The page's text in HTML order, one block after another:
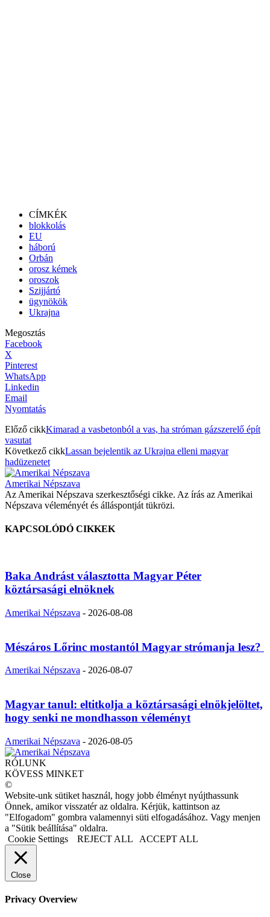
CÍMKÉK
blokkolás
EU
háború
Orbán
orosz kémek
oroszok
Szijjártó
ügynökök
Ukrajna
Megosztás
Facebook
X
Pinterest
WhatsApp
Linkedin
Email
Nyomtatás
Előző cikkKimarad a vasbetonból a vas, ha stróman gázszerelő épít
vasutat
Következő cikkLassan bejelentik az Ukrajna elleni magyar
hadüzenetet
Amerikai Népszava
Az Amerikai Népszava szerkesztőségi cikke. Az írás az Amerikai
Népszava véleményét és álláspontját tükrözi.
KAPCSOLÓDÓ CIKKEK
Baka Andrást választotta Magyar Péter
köztársasági elnöknek
Amerikai Népszava - 2026-08-08
Mészáros Lőrinc mostantól Magyar strómanja lesz?
Amerikai Népszava - 2026-08-07
Magyar tanul: eltitkolja a köztársasági elnökjelöltet,
hogy senki ne mondhasson véleményt
Amerikai Népszava - 2026-08-05
RÓLUNK
KÖVESS MINKET
©
Website-unk sütiket használ, hogy jobb élményt nyújthassunk
Önnek, amikor visszatér az oldalra. Kérjük, kattintson az
"Elfogadom" gombra valamennyi süti elfogadásához. Vagy menjen
a "Sütik beállítása" oldalra.
Cookie Settings
REJECT ALL ACCEPT ALL
Close
Privacy Overview